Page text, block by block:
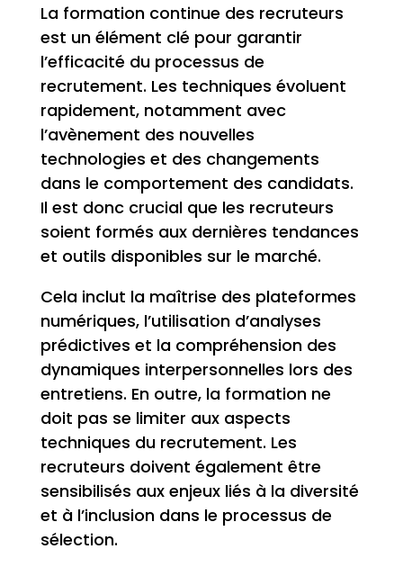
La formation continue des recruteurs
est un élément clé pour garantir
l’efficacité du processus de
recrutement. Les techniques évoluent
rapidement, notamment avec
l’avènement des nouvelles
technologies et des changements
dans le comportement des candidats.
Il est donc crucial que les recruteurs
soient formés aux dernières tendances
et outils disponibles sur le marché.
Cela inclut la maîtrise des plateformes
numériques, l’utilisation d’analyses
prédictives et la compréhension des
dynamiques interpersonnelles lors des
entretiens. En outre, la formation ne
doit pas se limiter aux aspects
techniques du recrutement. Les
recruteurs doivent également être
sensibilisés aux enjeux liés à la diversité
et à l’inclusion dans le processus de
sélection.